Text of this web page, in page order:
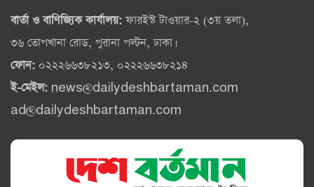
বার্তা ও বাণিজ্যিক কার্যালয়:ফারইস্ট টাওয়ার-২ (৩য় তলা),
৩৬ তোপখানা রোড, পুরানা পল্টন, ঢাকা।
ফোন: ০২২২৬৬৩৮২১৩, ০২২২৬৬৩৮২১৪
ই-মেইল: news@dailydeshbartaman.com
ad@dailydeshbartaman.com